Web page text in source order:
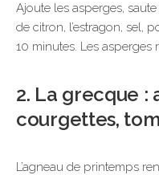
Ajoute les asperges,
de citron, l’estragon, sel,
10 minutes. Les asperges
2. La grecque :
courgettes,
L’agneau de printemps